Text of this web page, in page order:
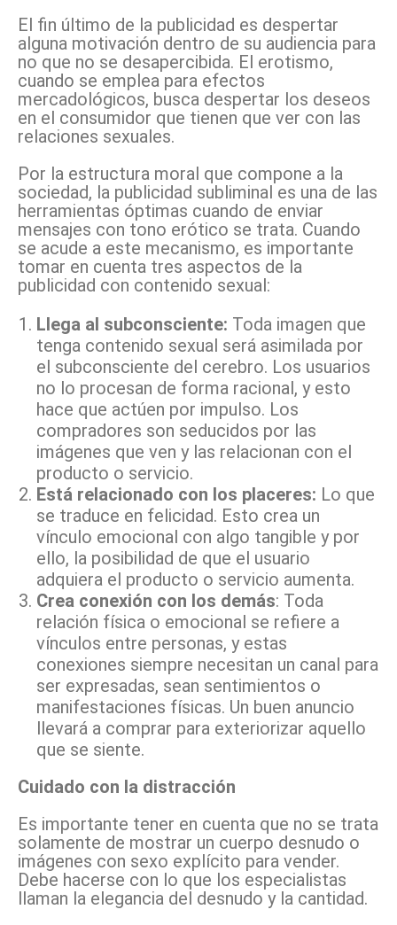
El fin último de la publicidad es despertar
alguna motivación dentro de su audiencia para
no que no se desapercibida. El erotismo,
cuando se emplea para efectos
mercadológicos, busca despertar los deseos
en el consumidor que tienen que ver con las
relaciones sexuales.
Por la estructura moral que compone a la
sociedad, la publicidad subliminal es una de las
herramientas óptimas cuando de enviar
mensajes con tono erótico se trata. Cuando
se acude a este mecanismo, es importante
tomar en cuenta tres aspectos de la
publicidad con contenido sexual:
Llega al subconsciente: Toda imagen que
tenga contenido sexual será asimilada por
el subconsciente del cerebro. Los usuarios
no lo procesan de forma racional, y esto
hace que actúen por impulso. Los
compradores son seducidos por las
imágenes que ven y las relacionan con el
producto o servicio.
Está relacionado con los placeres: Lo que
se traduce en felicidad. Esto crea un
vínculo emocional con algo tangible y por
ello, la posibilidad de que el usuario
adquiera el producto o servicio aumenta.
Crea conexión con los demás: Toda
relación física o emocional se refiere a
vínculos entre personas, y estas
conexiones siempre necesitan un canal para
ser expresadas, sean sentimientos o
manifestaciones físicas. Un buen anuncio
llevará a comprar para exteriorizar aquello
que se siente.
Cuidado con la distracción
Es importante tener en cuenta que no se trata
solamente de mostrar un cuerpo desnudo o
imágenes con sexo explícito para vender.
Debe hacerse con lo que los especialistas
llaman la elegancia del desnudo y la cantidad.